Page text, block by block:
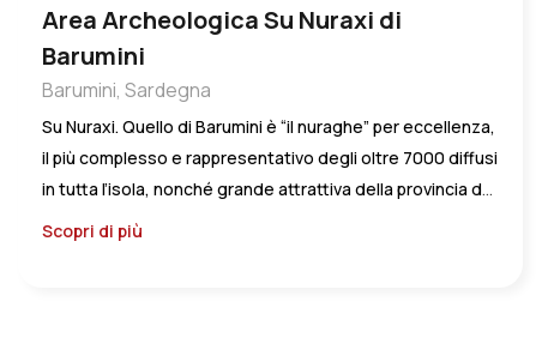
NEONELI
NORBELLO
NUGHEDU SANTA VITTORIA
NURAGUS
NURECI
Area Archeologica Su Nuraxi di
Barumini
Barumini, Sardegna
Su Nuraxi. Quello di Barumini è “il nuraghe” per eccellenza,
il più complesso e rappresentativo degli oltre 7000 diffusi
in tutta l’isola, nonché grande attrattiva della provincia del
Sud Sardegna, che nell’insieme ne conta almeno una
Scopri di più